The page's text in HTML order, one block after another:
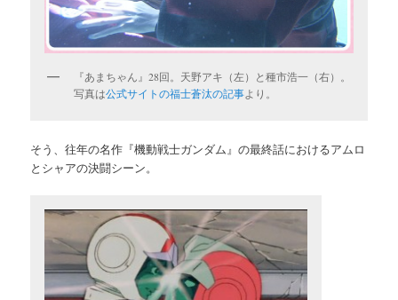
『あまちゃん』28回。天野アキ（左）と種市浩一（右）。
写真は公式サイトの福士蒼汰の記事より。
そう、往年の名作『機動戦士ガンダム』の最終話におけるアムロ
とシャアの決闘シーン。